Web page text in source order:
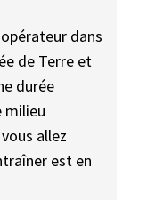
dans
de Terre et
durée
milieu
allez
est en